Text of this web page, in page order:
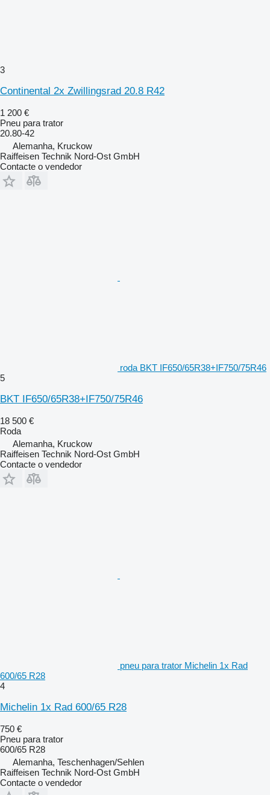
3
Continental 2x Zwillingsrad 20.8 R42
1 200 €
Pneu para trator
20.80-42
Alemanha, Kruckow
Raiffeisen Technik Nord-Ost GmbH
Contacte o vendedor
roda BKT IF650/65R38+IF750/75R46
5
BKT IF650/65R38+IF750/75R46
18 500 €
Roda
Alemanha, Kruckow
Raiffeisen Technik Nord-Ost GmbH
Contacte o vendedor
pneu para trator Michelin 1x Rad
600/65 R28
4
Michelin 1x Rad 600/65 R28
750 €
Pneu para trator
600/65 R28
Alemanha, Teschenhagen/Sehlen
Raiffeisen Technik Nord-Ost GmbH
Contacte o vendedor